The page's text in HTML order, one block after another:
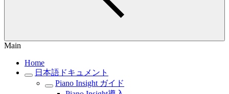
Main
Home
日本語ドキュメント
Piano Insight ガイド